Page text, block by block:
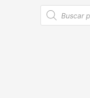
Búsqueda
de
productos